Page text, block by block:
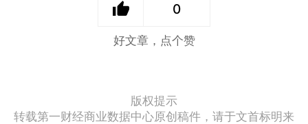
0
好文章，点个赞
版权提示
转载第一财经商业数据中心原创稿件，请于文首标明来